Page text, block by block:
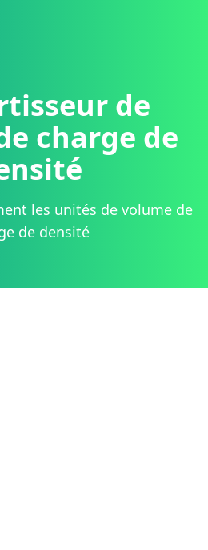
de
charge de
les unités de volume de
de densité